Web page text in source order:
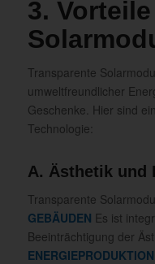
3.
Transparente
umweltfreundlicher
Geschenke. Hier sind
Technologie:
A. Ästhetik und
Transparente
GEBÄUDEN Es ist
Beeinträchtigung der
ENERGIEPRODUKTION